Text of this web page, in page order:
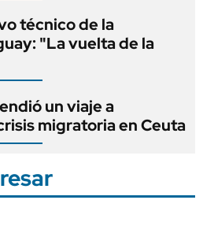
técnico de la
"La vuelta de la
un viaje a
migratoria en Ceuta